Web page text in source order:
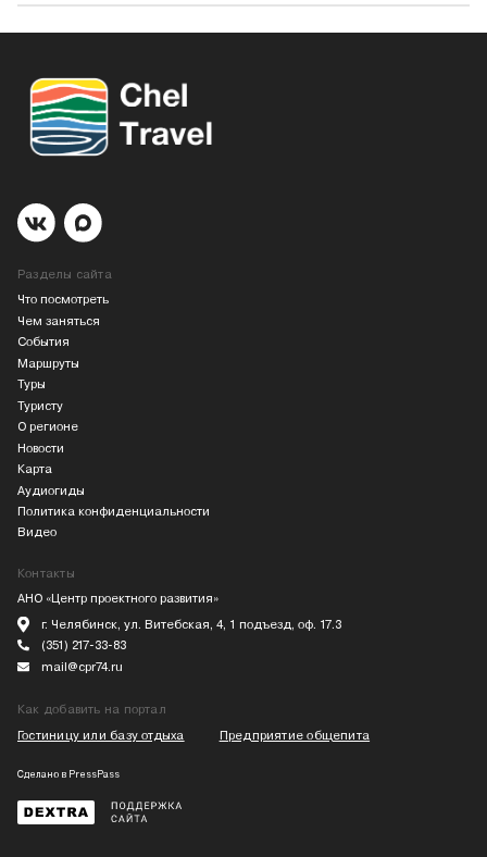
Разделы сайта
Что посмотреть
Чем заняться
События
Маршруты
Туры
Туристу
О регионе
Новости
Карта
Аудиогиды
Политика конфиденциальности
Видео
Контакты
АНО «Центр проектного развития»
г. Челябинск, ул. Витебская, 4, 1 подъезд, оф. 17.3
(351) 217-33-83
mail@cpr74.ru
Как добавить на портал
Гостиницу или базу отдыха
Предприятие общепита
Сделано в PressPass